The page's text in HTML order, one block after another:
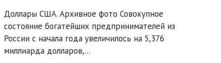
Доллары США. Архивное фото Совокупное
состояние богатейших предпринимателей из
России с начала года увеличилось на 5,376
миллиарда долларов,...